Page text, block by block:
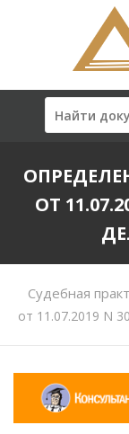
ОТ
Судебная
от 11.07.2019 N